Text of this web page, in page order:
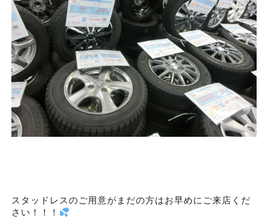
スタッドレスのご用意がまだの方はお早めにご来店くだ
さい！！！